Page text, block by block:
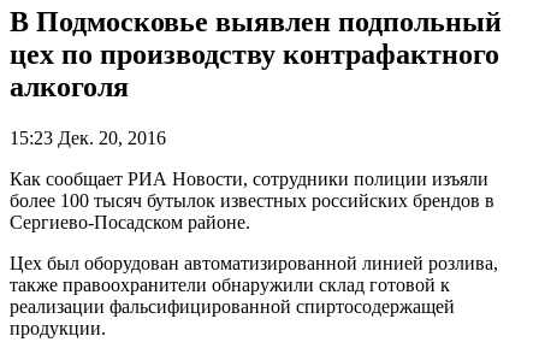
В Подмосковье выявлен подпольный
цех по производству контрафактного
алкоголя
15:23 Дек. 20, 2016
Как сообщает РИА Новости, сотрудники полиции изъяли
более 100 тысяч бутылок известных российских брендов в
Сергиево-Посадском районе.
Цех был оборудован автоматизированной линией розлива,
также правоохранители обнаружили склад готовой к
реализации фальсифицированной спиртосодержащей
продукции.